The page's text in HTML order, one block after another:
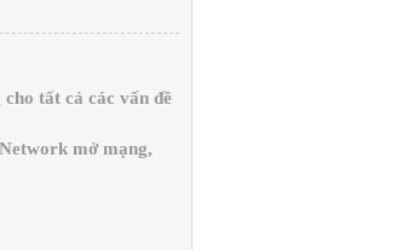
tất cả các vấn đề
mở mạng,